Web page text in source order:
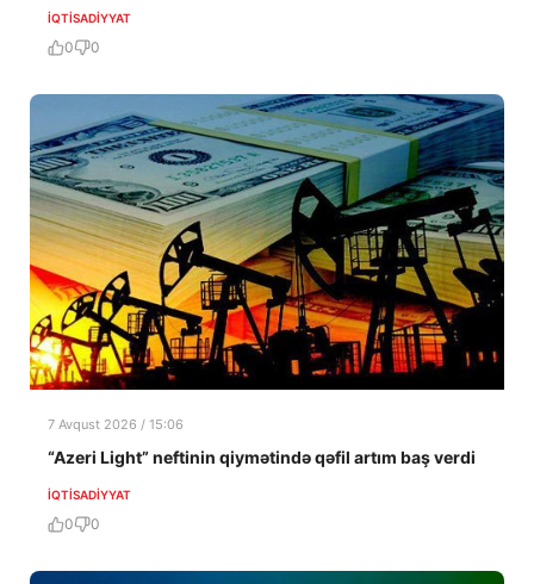
İQTISADIYYAT
0 0
7 Avqust 2026 / 15:06
“Azeri Light” neftinin qiymətində qəfil artım baş verdi
İQTISADIYYAT
0 0